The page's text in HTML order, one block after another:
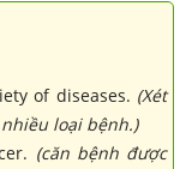
of diseases. (Xét
loại bệnh.)
(căn bệnh được